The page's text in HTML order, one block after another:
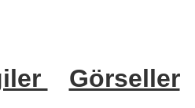
Görseller